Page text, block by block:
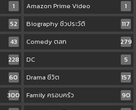
1 Amazon Prime Video
1
52 Biography ชีวประวัติ
117
43 Comedy ตลก
279
228 DC
5
60 Drama ชีวิต
157
300 Family ครอบครัว
90